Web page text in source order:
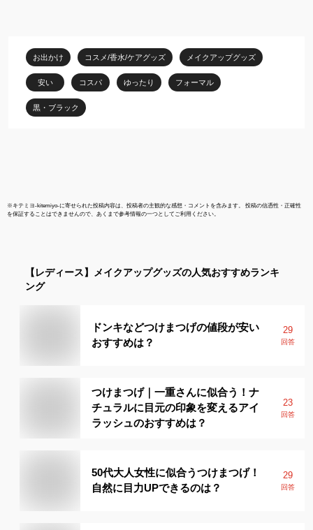
BEAUTY NAILER 二重
のり リッチ 下まつげ 一
重 タレ目 つり目
お出かけ コスメ/香水/ケアグッズ メイクアップグッズ
安い コスパ ゆったり フォーマル
黒・ブラック
※キテミヨ-kitemiyo-に寄せられた投稿内容は、投稿者の主観的な感想・コメントを含みます。 投稿の信憑性・正確性
を保証することはできませんので、あくまで参考情報の一つとしてご利用ください。
【レディース】 メイクアップグッズの人気おすすめランキ
ング
ドンキなどつけまつげの値段が安い
おすすめは？
29
回答
つけまつげ｜一重さんに似合う！ナ
チュラルに目元の印象を変えるアイ
ラッシュのおすすめは？
23
回答
50代大人女性に似合うつけまつげ！
自然に目力UPできるのは？
29
回答